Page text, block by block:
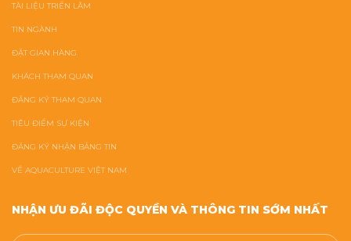
TÀI LIỆU TRIỂN LÃM
TIN NGÀNH
ĐẶT GIAN HÀNG
KHÁCH THAM QUAN
ĐĂNG KÝ THAM QUAN
TIÊU ĐIỂM SỰ KIỆN
ĐĂNG KÝ NHẬN BẢNG TIN
VỀ AQUACULTURE VIỆT NAM
NHẬN ƯU ĐÃI ĐỘC QUYỀN VÀ THÔNG TIN SỚM NHẤT